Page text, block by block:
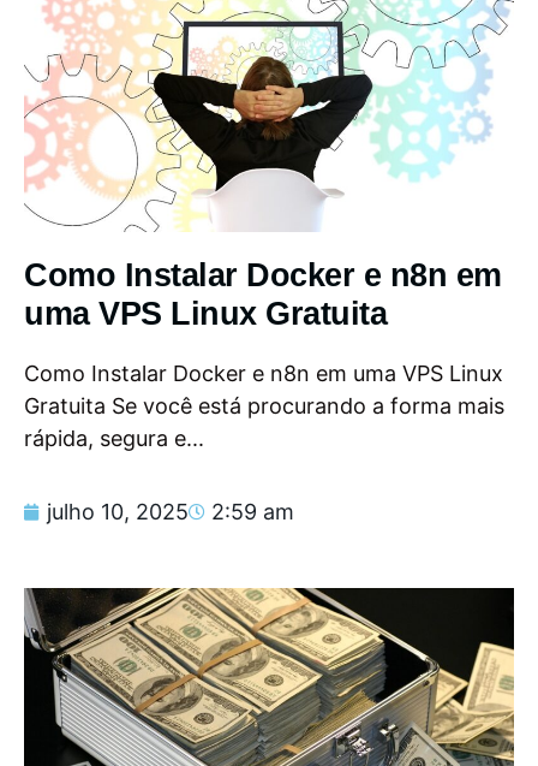
Como Instalar Docker e n8n em
uma VPS Linux Gratuita
Como Instalar Docker e n8n em uma VPS Linux
Gratuita Se você está procurando a forma mais
rápida, segura e...
julho 10, 2025 2:59 am